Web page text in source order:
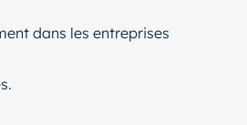
dans les entreprises